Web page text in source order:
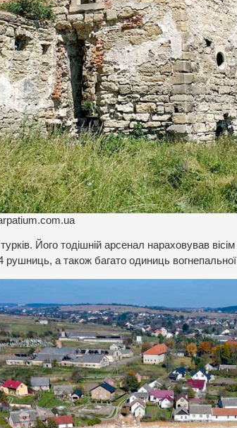
Його тодішній арсенал нараховував
рушниць, а також багато одиниць вогнепальної